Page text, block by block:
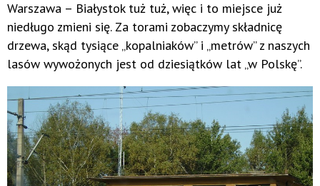
Warszawa – Białystok tuż tuż, więc i to miejsce już
niedługo zmieni się. Za torami zobaczymy składnicę
drzewa, skąd tysiące „kopalniaków” i „metrów” z naszych
lasów wywożonych jest od dziesiątków lat „w Polskę”.